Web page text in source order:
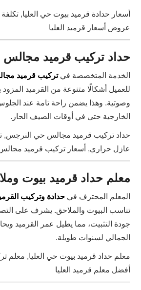
أسعار حدادة قرميد بيوت حي العليا, تكلفة
عروض أسعار قرميد العليا
حداد تركيب قرميد
الخدمة المتخصصة فيتركيب قرميد
للعميل أشكالًا متنوعة من القرميد المزود
وصوتية. وهذا يضمن راحة تامة عند
الخارجية حتى في أوقات الصيف الحار.
حداد تركيب قرميد مجالس حي النرجس,
عازل حراري, أسعار تركيب قرميد
معلم حداد قرميد بيوت
المعلم المحترف فيحدادة وتركيب
تناسب البيوت والملاحق. يشرف على
جودة التثبيت، مما يطيل عمر القرميد
الجمالي لسنوات طويلة.
معلم حداد قرميد بيوت حي العليا, معلم
أفضل معلم قرميد العليا